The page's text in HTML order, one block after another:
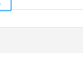
kr..